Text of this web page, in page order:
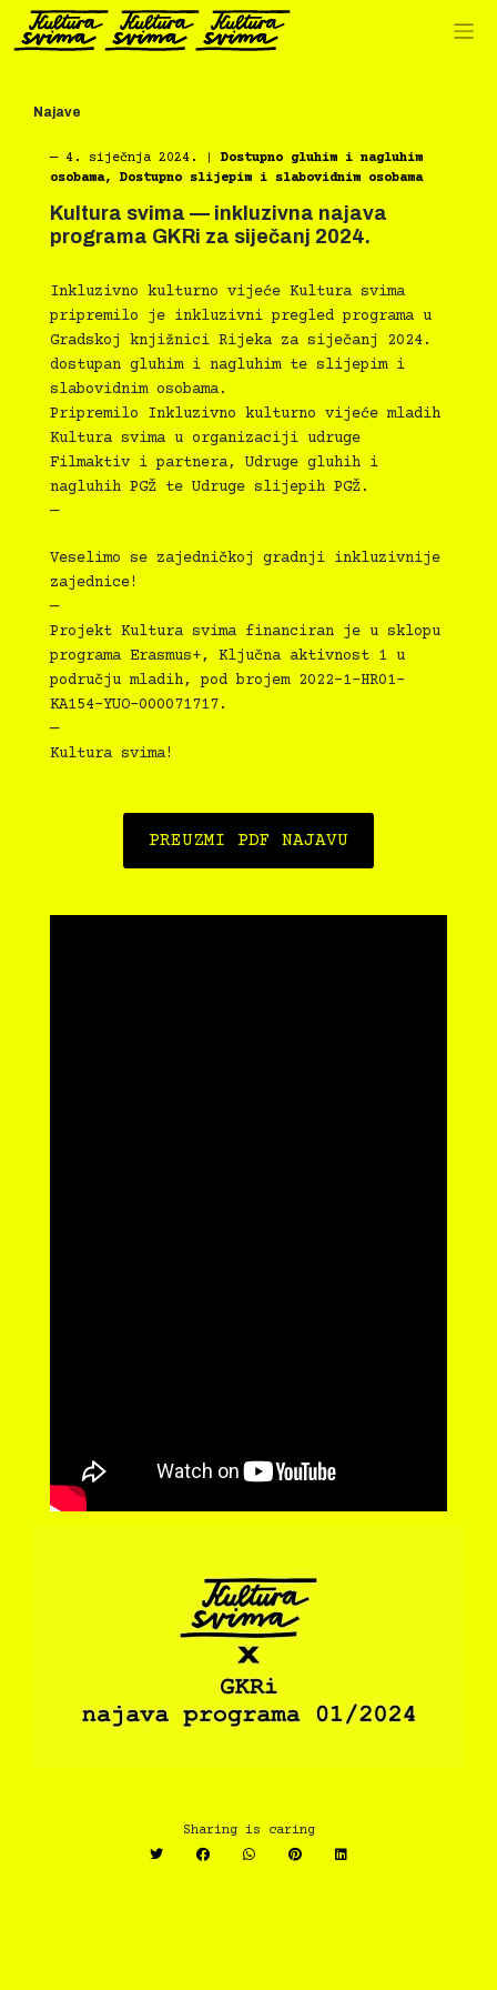
Preskoči
sadržaj
Najave
― 4. siječnja 2024.
Dostupno gluhim i nagluhim
osobama, Dostupno slijepim i slabovidnim osobama
Kultura svima — inkluzivna najava
programa GKRi za siječanj 2024.
Inkluzivno kulturno vijeće Kultura svima
pripremilo je inkluzivni pregled programa u
Gradskoj knjižnici Rijeka za siječanj 2024.
dostupan gluhim i nagluhim te slijepim i
slabovidnim osobama.
Pripremilo Inkluzivno kulturno vijeće mladih
Kultura svima u organizaciji udruge
Filmaktiv i partnera, Udruge gluhih i
nagluhih PGŽ te Udruge slijepih PGŽ.
—
Veselimo se zajedničkoj gradnji inkluzivnije
zajednice!
—
Projekt Kultura svima financiran je u sklopu
programa Erasmus+, Ključna aktivnost 1 u
području mladih, pod brojem 2022-1-HR01-
KA154-YUO-000071717.
—
Kultura svima!
PREUZMI PDF NAJAVU
Sharing is caring